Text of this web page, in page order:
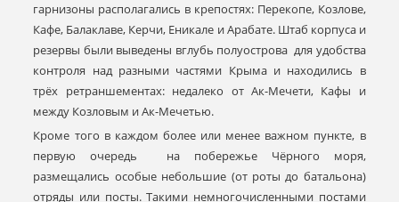
гарнизоны располагались в крепостях: Перекопе, Козлове,
Кафе, Балаклаве, Керчи, Еникале и Арабате. Штаб корпуса и
резервы были выведены вглубь полуострова для удобства
контроля над разными частями Крыма и находились в
трёх ретраншементах: недалеко от Ак-Мечети, Кафы и
между Козловым и Ак-Мечетью.
Кроме того в каждом более или менее важном пункте, в
первую очередь на побережье Чёрного моря,
размещались особые небольшие (от роты до батальона)
отряды или посты. Такими немногочисленными постами